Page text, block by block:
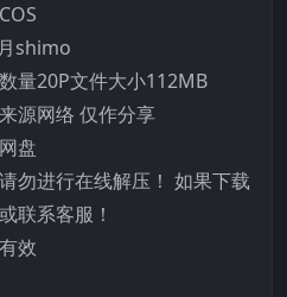
shimo
量20P文件大小112MB
源网络 仅作分享
盘
勿进行在线解压！ 如果下载
联系客服！
效